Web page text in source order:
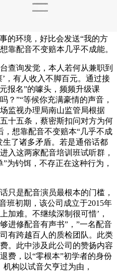
的环境，好比会发送“我的方
靠配音不变赔本几乎不成能。
询发觉，本人若何从兼职到
，有人收入不脚百元。通过接
报名”的噱头，频频升级课
？”“等候你充满豪情的声音，
监视办理局南山监管局根据
十五条，蔡密斯扣问对方为何
，想靠配音不变赔本“几乎不成
生了诸多矛盾。若是通俗话都
入这两家配音培训班试听群，
为钓饵，不存正在这种行为，
是配音演员最根本的门槛，
班初期，该公司成立于2015年
加难。不继续深制很可惜’，
进修配音有声书”，”一名配音
有跨越百人的质检团队。此类
。此中涉及此公司的赞扬内容
费，以“零根本”初学者的身份
构以试音欠亨过为由，